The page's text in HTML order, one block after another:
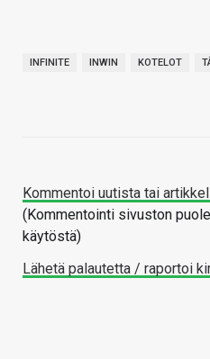
INFINITE INWIN KOTELOT
Kommentoi uutista tai
(Kommentointi sivuston
käytöstä)
Lähetä palautetta / raportoi